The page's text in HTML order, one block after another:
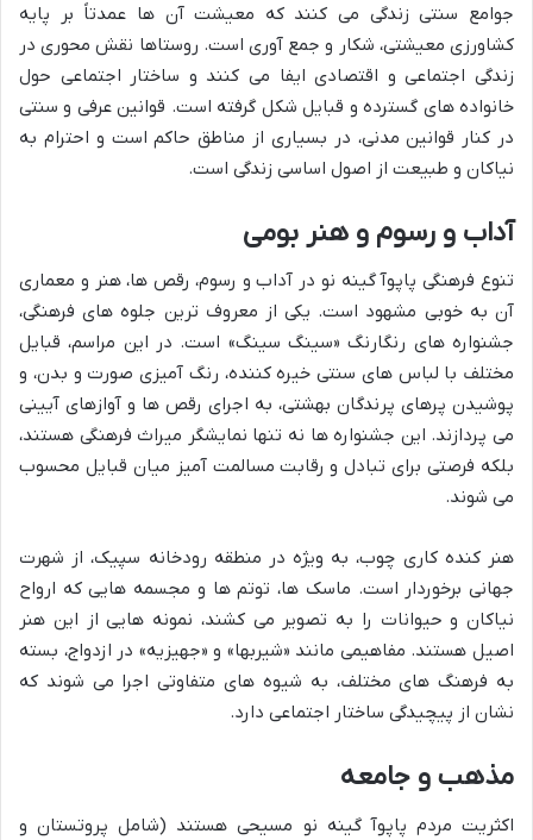
جوامع سنتی زندگی می کنند که معیشت آن ها عمدتاً بر پایه
کشاورزی معیشتی، شکار و جمع آوری است. روستاها نقش محوری در
زندگی اجتماعی و اقتصادی ایفا می کنند و ساختار اجتماعی حول
خانواده های گسترده و قبایل شکل گرفته است. قوانین عرفی و سنتی
در کنار قوانین مدنی، در بسیاری از مناطق حاکم است و احترام به
نیاکان و طبیعت از اصول اساسی زندگی است.
آداب و رسوم و هنر بومی
تنوع فرهنگی پاپوآ گینه نو در آداب و رسوم، رقص ها، هنر و معماری
آن به خوبی مشهود است. یکی از معروف ترین جلوه های فرهنگی،
جشنواره های رنگارنگ «سینگ سینگ» است. در این مراسم، قبایل
مختلف با لباس های سنتی خیره کننده، رنگ آمیزی صورت و بدن، و
پوشیدن پرهای پرندگان بهشتی، به اجرای رقص ها و آوازهای آیینی
می پردازند. این جشنواره ها نه تنها نمایشگر میراث فرهنگی هستند،
بلکه فرصتی برای تبادل و رقابت مسالمت آمیز میان قبایل محسوب
می شوند.
هنر کنده کاری چوب، به ویژه در منطقه رودخانه سپیک، از شهرت
جهانی برخوردار است. ماسک ها، توتم ها و مجسمه هایی که ارواح
نیاکان و حیوانات را به تصویر می کشند، نمونه هایی از این هنر
اصیل هستند. مفاهیمی مانند «شیربها» و «جهیزیه» در ازدواج، بسته
به فرهنگ های مختلف، به شیوه های متفاوتی اجرا می شوند که
نشان از پیچیدگی ساختار اجتماعی دارد.
مذهب و جامعه
اکثریت مردم پاپوآ گینه نو مسیحی هستند (شامل پروتستان و